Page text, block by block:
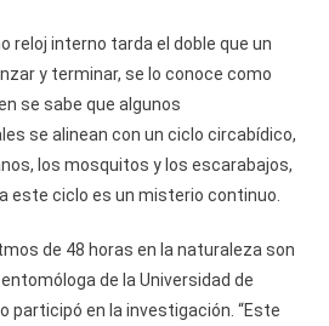
reloj interno tarda el doble que un
y terminar, se lo conoce como
se sabe que algunos
se alinean con un ciclo circabídico,
los mosquitos y los escarabajos,
este ciclo es un misterio continuo.
de 48 horas en la naturaleza son
de la Universidad de
participó en la investigación. “Este